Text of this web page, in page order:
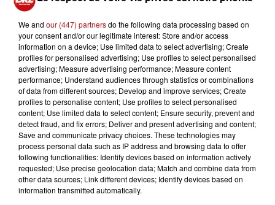
Nature
prévues au zénith de Strasbourg Europe les vendredi
6 et samedi 7 janvier 2023.
En effet, nous venons d’apprendre le problème de santé d’un
de nos comédiens principaux l’obligeant à rester alité
quelques jours.
Les représentations du 6 et 7 janvier2023 sont donc
reportées ultérieurement et les dates vous seront
communiquées très rapidement, le temps de coordonner les
disponibilités du zénith de Strasbourg Europe avec celles des
techniciens, des prestataires et des comédiens.
Veuillez recevoir Madame, Mademoiselle, Monsieur, nos
sincères excuses pour ce nouveau contretemps. Maria et son
We and our (447) partnersdo the following data processing based on
your consent and/or our legitimate interest: Store and/or access
information on a device; Use limited data to select advertising; Create
profiles for personalised advertising; Use profiles to select personalised
advertising; Measure advertising performance; Measure content
performance; Understand audiences through statistics or combinations
of data from different sources; Develop and improve services; Create
profiles to personalise content; Use profiles to select personalised
content; Use limited data to select content; Ensure security, prevent and
detect fraud, and fix errors; Deliver and present advertising and content;
Save and communicate privacy choices. These technologies may
process personal data such as IP address and browsing data to offer
following functionalities: Identify devices based on information actively
requested; Use precise geolocation data; Match and combine data from
other data sources; Link different devices; Identify devices based on
information transmitted automatically.